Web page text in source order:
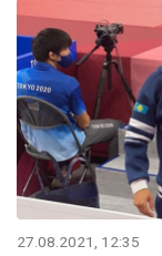
27.08.2021, 12:35